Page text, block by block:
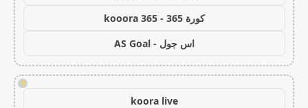
كورة 365 - kooora 365
اس جول - AS Goal
!
koora live